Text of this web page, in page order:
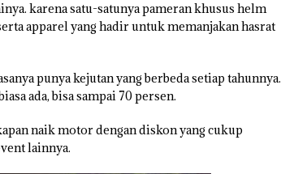
karena satu-satunya pameran khusus helm
apparel yang hadir untuk memanjakan hasrat
punya kejutan yang berbeda setiap tahunnya.
ada, bisa sampai 70 persen.
naik motor dengan diskon yang cukup
lainnya.